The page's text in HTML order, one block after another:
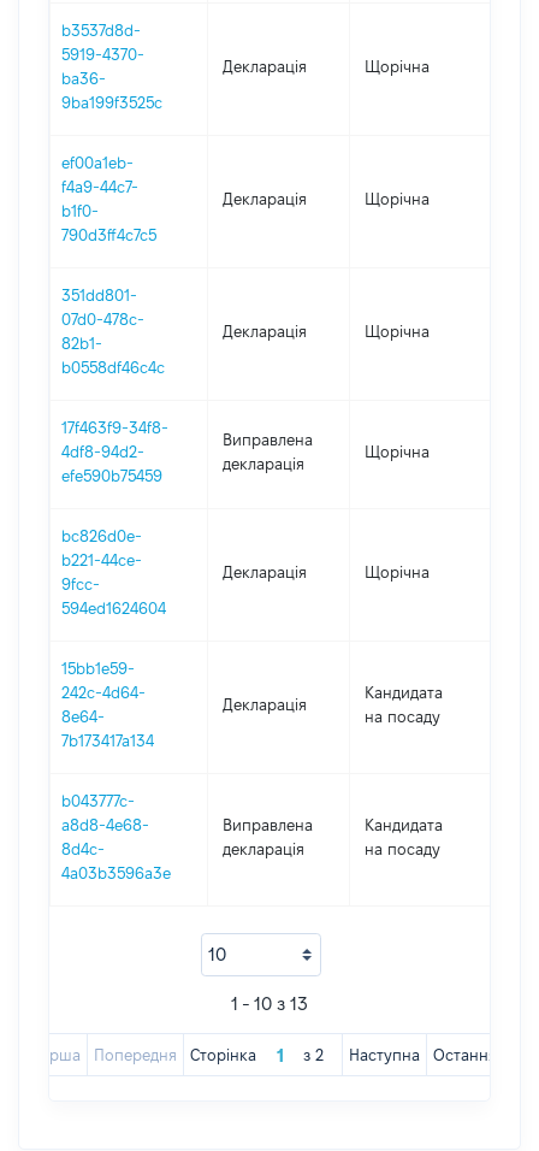
b3537d8d-
5919-4370-
ba36-
9ba199f3525c
Декларація Щорічна
ef00a1eb-
f4a9-44c7-
b1f0-
790d3ff4c7c5
Декларація Щорічна
351dd801-
07d0-478c-
82b1-
b0558df46c4c
Декларація Щорічна
17f463f9-34f8-
4df8-94d2-
efe590b75459
Виправлена
декларація
Щорічна
bc826d0e-
b221-44ce-
9fcc-
594ed1624604
Декларація Щорічна
15bb1e59-
242c-4d64-
8e64-
7b173417a134
Декларація
Кандидата
на посаду
b043777c-
a8d8-4e68-
8d4c-
4a03b3596a3e
Виправлена
декларація
Кандидата
на посаду
1 - 10 з 13
Перша Попередня Сторінка з 2 Наступна Остання